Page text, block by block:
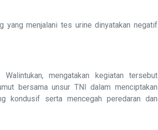
yang menjalani tes urine dinyatakan negatif
mengatakan kegiatan tersebut
bersama unsur TNI dalam menciptakan
kondusif serta mencegah peredaran dan